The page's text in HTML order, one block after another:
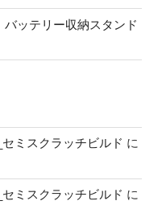
バッテリー収納スタンド
ミスクラッチビルド に
ミスクラッチビルド に